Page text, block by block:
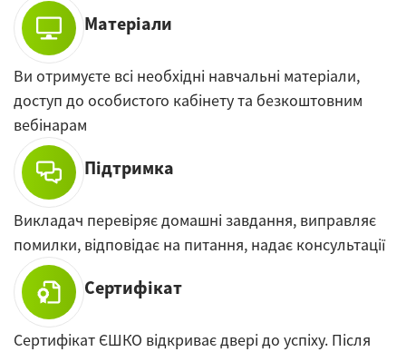
Матеріали
Ви отримуєте всі необхідні навчальні матеріали,
доступ до особистого кабінету та безкоштовним
вебінарам
Підтримка
Викладач перевіряє домашні завдання, виправляє
помилки, відповідає на питання, надає консультації
Сертифікат
Сертифікат ЄШКО відкриває двері до успіху. Після